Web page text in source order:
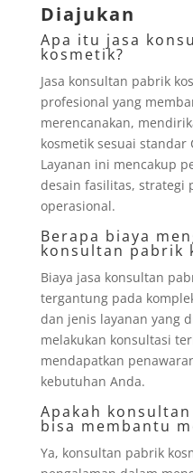
Diajukan
Apa itu jasa
kosmetik?
Jasa konsultan pabrik
profesional yang
merencanakan,
kosmetik sesuai standar
Layanan ini mencakup
desain fasilitas, strategi
operasional.
Berapa biaya
konsultan pabrik
Biaya jasa konsultan
tergantung pada
dan jenis layanan yang
melakukan konsultasi
mendapatkan
kebutuhan Anda.
Apakah
bisa membantu
Ya, konsultan pabrik